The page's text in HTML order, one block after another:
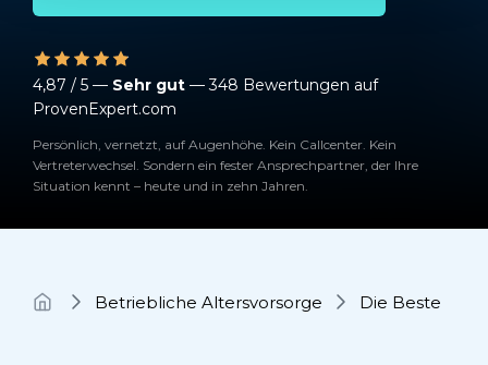
4,87 / 5 — Sehr gut — 348 Bewertungen auf
ProvenExpert.com
Persönlich, vernetzt, auf Augenhöhe. Kein Callcenter. Kein
Vertreterwechsel. Sondern ein fester Ansprechpartner, der Ihre
Situation kennt – heute und in zehn Jahren.
Betriebliche Altersvorsorge Die Beste